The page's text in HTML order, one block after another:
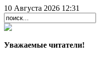
10 Августа 2026 12:31
Уважаемые читатели!